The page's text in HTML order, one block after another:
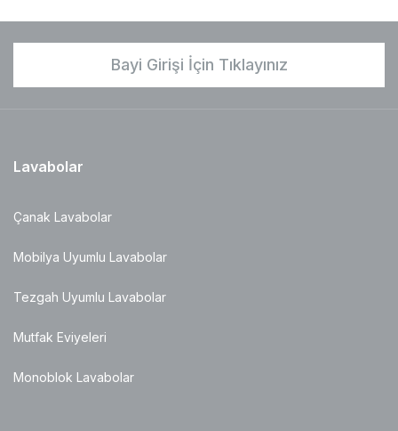
Bayi Girişi İçin Tıklayınız
Lavabolar
Çanak Lavabolar
Mobilya Uyumlu Lavabolar
Tezgah Uyumlu Lavabolar
Mutfak Eviyeleri
Monoblok Lavabolar